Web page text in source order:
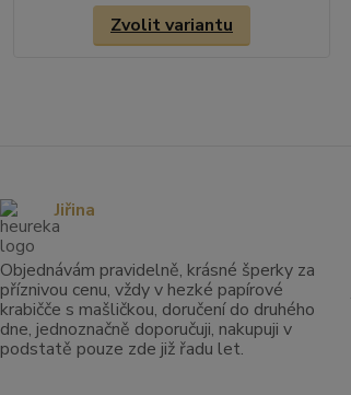
Zvolit variantu
Objednávám pravidelně, krásné šperky za
příznivou cenu, vždy v hezké papírové
krabičče s mašličkou, doručení do druhého
dne, jednoznačně doporučuji, nakupuji v
podstatě pouze zde již řadu let.
Jiřina